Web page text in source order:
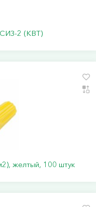
2 (КВТ)
желтый, 100 штук